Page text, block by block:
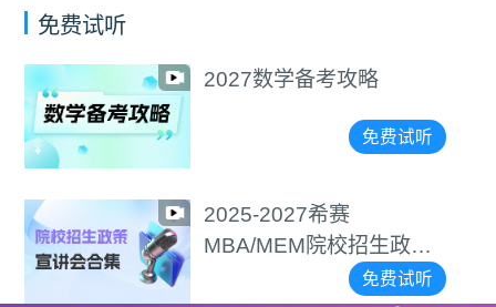
免费试听
2027数学备考攻略
免费试听
2025-2027希赛
MBA/MEM院校招生政策
免费试听